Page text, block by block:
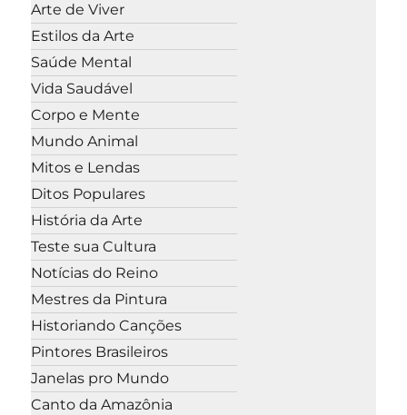
Arte de Viver
Estilos da Arte
Saúde Mental
Vida Saudável
Corpo e Mente
Mundo Animal
Mitos e Lendas
Ditos Populares
História da Arte
Teste sua Cultura
Notícias do Reino
Mestres da Pintura
Historiando Canções
Pintores Brasileiros
Janelas pro Mundo
Canto da Amazônia